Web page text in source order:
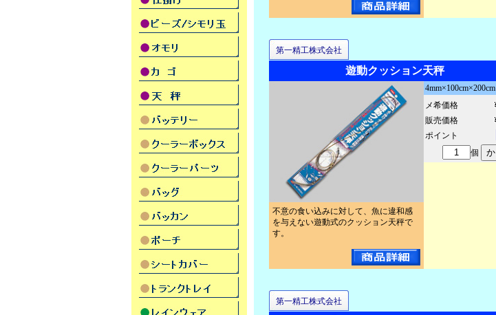
第一精工株式会社
遊動クッション天秤
不意の食い込みに対して、魚に違和感
を与えない遊動式のクッション天秤で
す。
4mm×100cm×200cm
メ希価格
販売価格
ポイント
個
第一精工株式会社